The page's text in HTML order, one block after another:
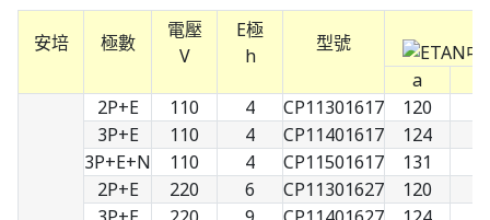
安培 極數
電壓
V
E極
h
型號
a
2P+E 110 4 CP11301617 120
3P+E
110 4 CP11401617 124
3P+E+N
110 4 CP11501617 131
2P+E
220 6 CP11301627 120